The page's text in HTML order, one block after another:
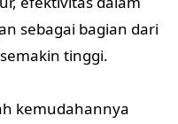
sebagai bagian dari
tinggi.
kemudahannya